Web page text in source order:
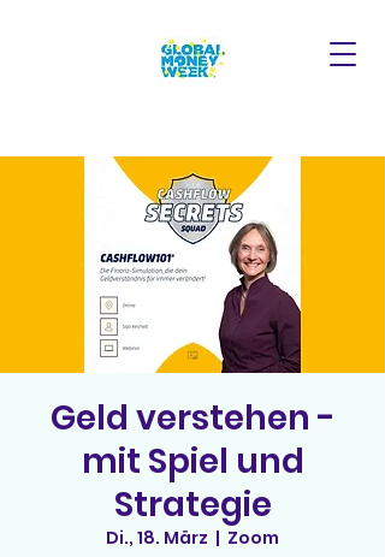
Geld verstehen -
mit Spiel und
Strategie
Di., 18. März
  |
Zoom